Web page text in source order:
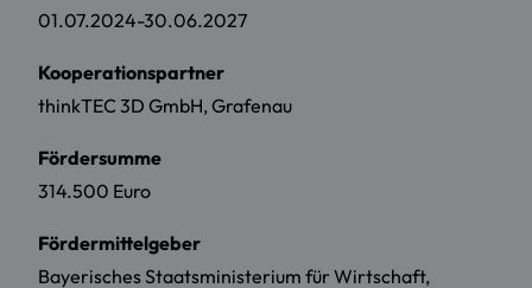
01.07.2024-30.06.2027
Kooperationspartner
thinkTEC 3D GmbH, Grafenau
Fördersumme
314.500 Euro
Fördermittelgeber
Bayerisches Staatsministerium für Wirtschaft,